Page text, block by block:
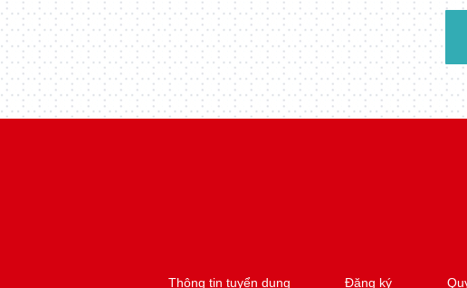
Thông tin tuyển dụng Đăng ký